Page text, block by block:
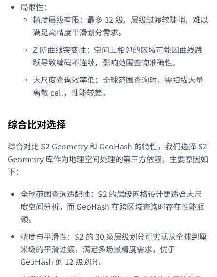
局限性：
精度层级有限：最多 12 级，层级过渡较陡峭，难以
满足高精度平滑划分需求。
Z 阶曲线突变性：空间上相邻的区域可能因曲线跳
跃导致编码不连续，影响范围查询准确性。
大尺度查询效率低：全球范围查询时，需扫描大量
离散 cell，性能较差。
综合比对选择
综合对比 S2 Geometry 和 GeoHash 的特性，我们选择 S2
Geometry 库作为地理空间处理的第三方依赖，主要原因如
下：
全球范围查询适配性：S2 的层级网格设计更适合大尺
度空间分析，而 GeoHash 在跨区域查询时存在性能瓶
颈。
精度与平滑性：S2 的 30 级层级划分可实现从全球到厘
米级的平滑过渡，满足多场景精度需求，优于
GeoHash 的 12 级划分。